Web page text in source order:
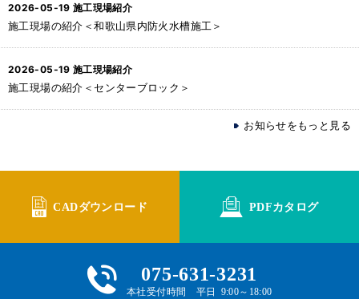
2026-05-19 施工現場紹介
施工現場の紹介＜和歌山県内防火水槽施工＞
2026-05-19 施工現場紹介
施工現場の紹介＜センターブロック＞
お知らせをもっと見る
CADダウンロード PDFカタログ
075-631-3231
本社受付時間 平日 9:00～18:00